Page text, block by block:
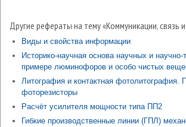
Другие рефераты на тему «Коммуникации, связь
Виды и свойства информации
Историко-научная основа научных и научно-
примере люминофоров и особо чистых
Литография и контактная фотолитография.
фоторезисторы
Расчёт усилителя мощности типа ПП2
Гибкие производственные линии (ГПЛ)